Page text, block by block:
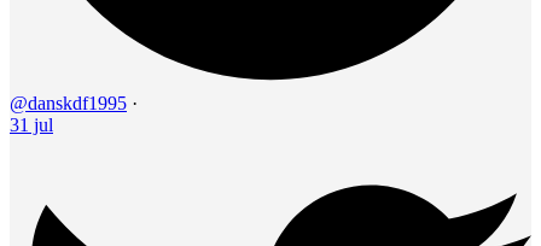
@danskdf1995 ·
31 jul